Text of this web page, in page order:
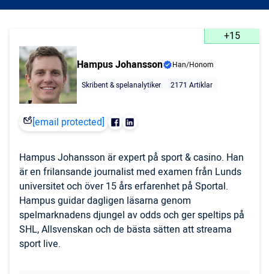
+15
Hampus Johansson
Han/Honom
Skribent & spelanalytiker
2171 Artiklar
[email protected]
Hampus Johansson är expert på sport & casino. Han
är en frilansande journalist med examen från Lunds
universitet och över 15 års erfarenhet på Sportal.
Hampus guidar dagligen läsarna genom
spelmarknadens djungel av odds och ger speltips på
SHL, Allsvenskan och de bästa sätten att streama
sport live.